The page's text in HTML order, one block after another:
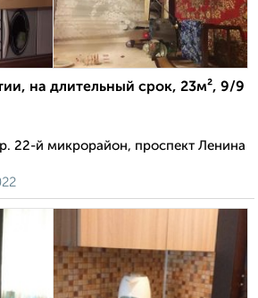
на длительный срок, 23м², 9/9
22-й микрорайон, проспект Ленина